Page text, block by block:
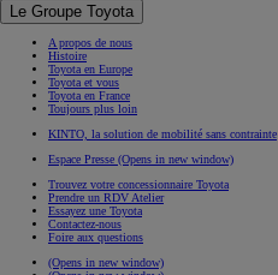
Le Groupe Toyota
A propos de nous
Histoire
Toyota en Europe
Toyota et vous
Toyota en France
Toujours plus loin
KINTO, la solution de mobilité sans contrainte
Espace Presse (Opens in new window)
Trouvez votre concessionnaire Toyota
Prendre un RDV Atelier
Essayez une Toyota
Contactez-nous
Foire aux questions
(Opens in new window)